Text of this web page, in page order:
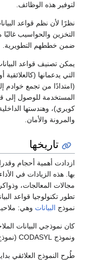
لتوفير هذه الوظائف.
نظرًا لأن نظم قواعد
التخزين والحواسيب غالبًا
ضمن خططهم التطويرية.
يمكن تصنيف قواعد
(امتدادًا من تجمع خوادم
المستخدمة للوصول إلى
كويري)، وهندستها
والمرونة والأمان.
تاريخها
ازدادت أهمية أحجام
بها. هذه الزيادات في
مجالات المعالجات،
تطور تكنولوجيا قواعد
نموذج البيانات وهي:
كان نموذجي البيانات
ونموذج CODASYL (نموذج شبكة).